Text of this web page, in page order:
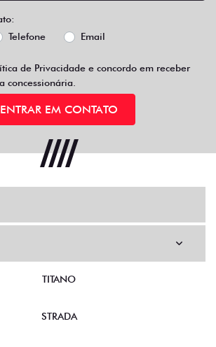
Telefone Email
de Privacidade e concordo em receber
concessionária.
ENTRAR EM CONTATO
TITANO
STRADA